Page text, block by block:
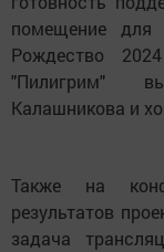
помещение для
Рождество
"Пилигрим"
Калашникова и
Также на
результатов
задача